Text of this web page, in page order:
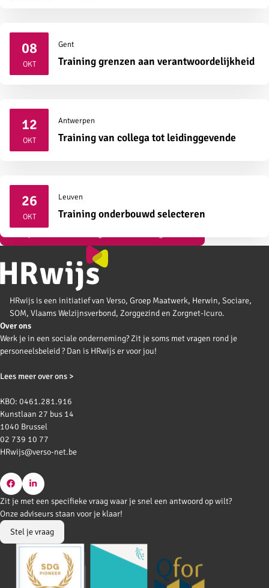
08
OKT2026
Gent
Training grenzen aan verantwoordelijkheid
12
OKT2026
Antwerpen
Training van collega tot leidinggevende
26
OKT2026
Leuven
Training onderbouwd selecteren
HRwijs is een initiatief van Verso, Groep Maatwerk, Herwin, Sociare,
SOM, Vlaams Welzijnsverbond, Zorggezind en Zorgnet-Icuro.
Over ons
Werk je in een sociale onderneming? Zit je soms met vragen rond je
personeelsbeleid ? Dan is HRwijs er voor jou!
Lees meer over ons >
KBO: 0461.281.916
Kunstlaan 27 bus 14
1040 Brussel
02 739 10 77
HRwijs@verso-net.be
Go
to
Facebook
Go
to
LinkedIn
Zit je met een specifieke vraag waar je snel een antwoord op wilt?
Onze adviseurs staan voor je klaar!
Stel je vraag